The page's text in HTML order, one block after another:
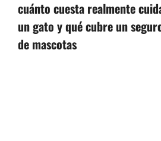
cuánto cuesta realmente
un gato y qué cubre un
de mascotas